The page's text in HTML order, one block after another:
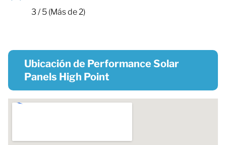
3 / 5 (Más de 2)
Ubicación de Performance Solar
Panels High Point